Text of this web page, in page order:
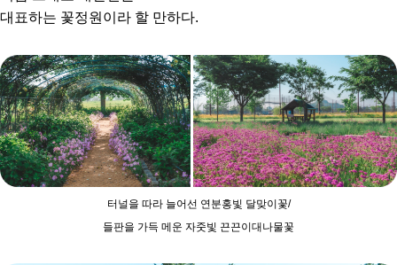
대표하는 꽃정원이라 할 만하다.
터널을 따라 늘어선 연분홍빛 달맞이꽃/
들판을 가득 메운 자줏빛 끈끈이대나물꽃